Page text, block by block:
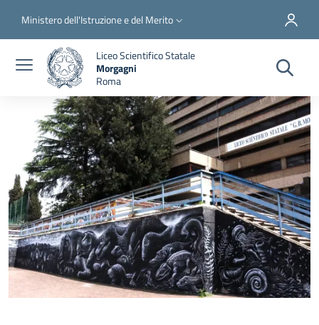
Slim top
Ministero dell'Istruzione e del Merito
Liceo Scientifico Statale
Morgagni
Roma